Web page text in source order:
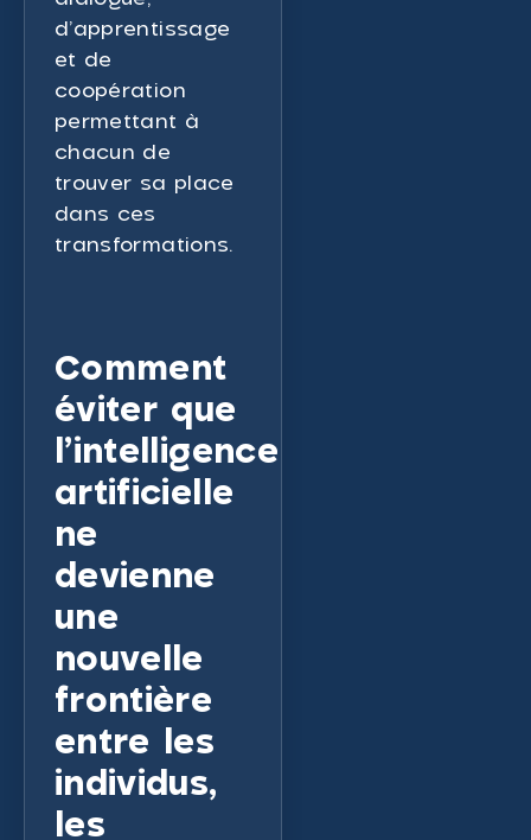
d’apprentissage
et de
coopération
permettant à
chacun de
trouver sa place
dans ces
transformations.
Comment
éviter que
l’intelligence
artificielle
ne
devienne
une
nouvelle
frontière
entre les
individus,
les